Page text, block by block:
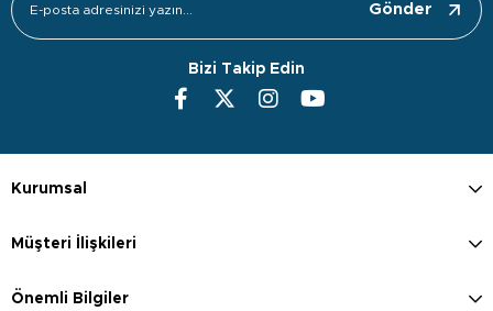
Gönder
Bizi Takip Edin
Kurumsal
Müşteri İlişkileri
Önemli Bilgiler